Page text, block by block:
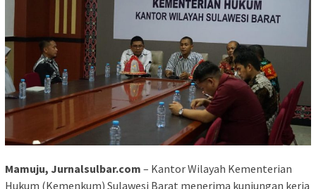
Mamuju, Jurnalsulbar.com – Kantor Wilayah Kementerian
Hukum (Kemenkum) Sulawesi Barat menerima kunjungan kerja